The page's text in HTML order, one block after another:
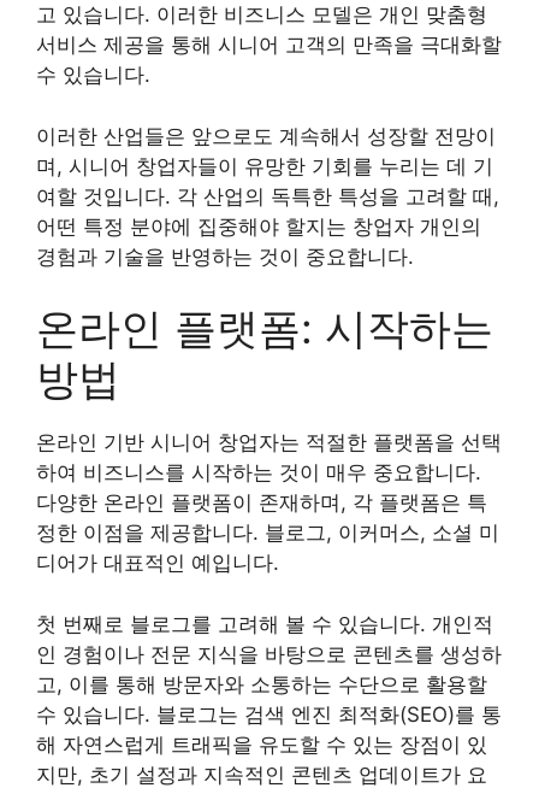
고 있습니다. 이러한 비즈니스 모델은 개인 맞춤형
서비스 제공을 통해 시니어 고객의 만족을 극대화할
수 있습니다.
이러한 산업들은 앞으로도 계속해서 성장할 전망이
며, 시니어 창업자들이 유망한 기회를 누리는 데 기
여할 것입니다. 각 산업의 독특한 특성을 고려할 때,
어떤 특정 분야에 집중해야 할지는 창업자 개인의
경험과 기술을 반영하는 것이 중요합니다.
온라인 플랫폼: 시작하는
방법
온라인 기반 시니어 창업자는 적절한 플랫폼을 선택
하여 비즈니스를 시작하는 것이 매우 중요합니다.
다양한 온라인 플랫폼이 존재하며, 각 플랫폼은 특
정한 이점을 제공합니다. 블로그, 이커머스, 소셜 미
디어가 대표적인 예입니다.
첫 번째로 블로그를 고려해 볼 수 있습니다. 개인적
인 경험이나 전문 지식을 바탕으로 콘텐츠를 생성하
고, 이를 통해 방문자와 소통하는 수단으로 활용할
수 있습니다. 블로그는 검색 엔진 최적화(SEO)를 통
해 자연스럽게 트래픽을 유도할 수 있는 장점이 있
지만, 초기 설정과 지속적인 콘텐츠 업데이트가 요